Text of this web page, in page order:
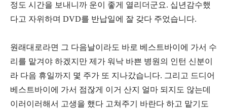
정도 시간을 보내니까 운이 좋게 열리더군요. 십년감수했
다고 자위하며 DVD를 반납일에 잘 갖다 주었습니다.
원래대로라면 그 다음날이라도 바로 베스트바이에 가서 수
리를 맡겨야 하겠지만 제가 워낙 바쁜 병원의 인턴 신분이
라 다음 휴일까지 몇 주가 또 지나갔습니다. 그리고 드디어
베스트바이에 가서 점잖게 이거 산지 얼마 되지도 않는데
이러이러해서 고생을 했다 고쳐주기 바란다 하고 맡기도